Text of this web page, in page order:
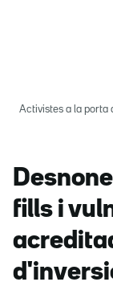
Activistes a la porta
fills i